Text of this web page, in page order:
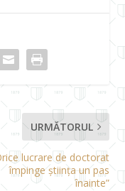
URMĂTORUL
lucrare de doctorat
împinge știința un pas
înainte”